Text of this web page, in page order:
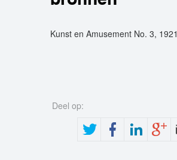
Kunst en Amusement No. 3, 1921
Deel op: